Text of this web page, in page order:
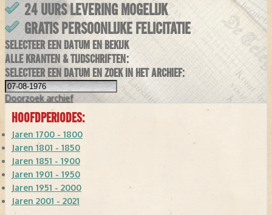
24 UURS LEVERING MOGELIJK
GRATIS PERSOONLIJKE FELICITATIE
SELECTEER EEN DATUM EN BEKIJK
ALLE KRANTEN & TIJDSCHRIFTEN:
SELECTEER EEN DATUM EN ZOEK IN HET ARCHIEF:
Doorzoek archief
HOOFDPERIODES:
Jaren 1700 - 1800
Jaren 1801 - 1850
Jaren 1851 - 1900
Jaren 1901 - 1950
Jaren 1951 - 2000
Jaren 2001 - 2021